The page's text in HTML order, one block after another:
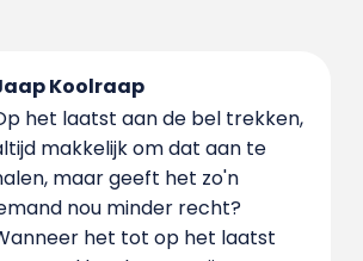
Koolraap
het laatst aan de bel trekken,
makkelijk om dat aan te
maar geeft het zo'n
nou minder recht?
het tot op het laatst